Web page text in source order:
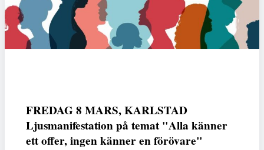
FREDAG 8 MARS, KARLSTAD
Ljusmanifestation på temat "Alla känner
ett offer, ingen känner en förövare"